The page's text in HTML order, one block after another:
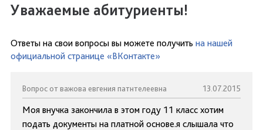
Уважаемые абитуриенты!
Ответы на свои вопросы вы можете получить на нашей
официальной странице «ВКонтакте»
Вопрос от важова евгения патнтелеевна 13.07.2015
Моя внучка закончила в этом году 11 класс хотим
подать документы на платной основе.я слышала что